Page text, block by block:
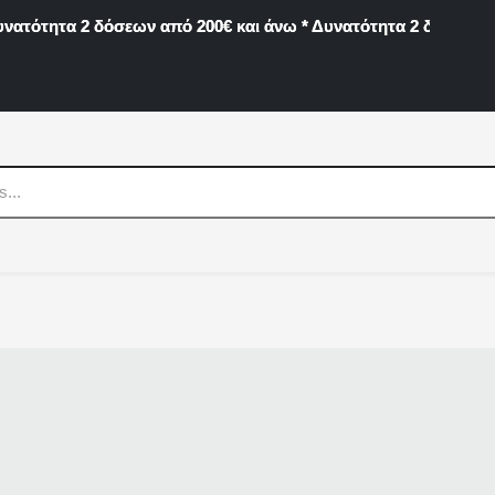
2 δόσεων από 200€ και άνω * Δυνατότητα 2
2 δόσεων από 200€ και άνω * Δυνατότητα 2